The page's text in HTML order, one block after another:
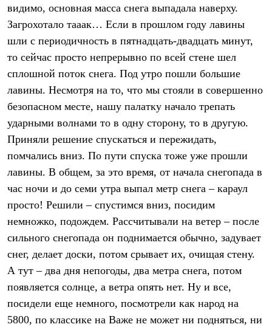
Опушки
Уход за одеждой
В Арктику
Коллекции
PEAK
ЗА ПОЛЯРНЫМ КРУГОМ
TREK
CITY
BASK juno
Дневник капитана
Каталог дилеров
Баск сегодня
История
Отцы основатели
Производство
Баск в вашем городе
Контроль качества
Команда Баск
Сотрудничество
Корпоративным клиентам
Услуги
видимо, основная масса снега выпадала наверху.
Загрохотало тааак… Если в прошлом году лавины
шли с периодичность в пятнадцать-двадцать минут,
то сейчас просто непрерывно по всей стене шел
сплошной поток снега. Под утро пошли большие
лавины. Несмотря на то, что мы стояли в совершенно
безопасном месте, нашу палатку начало трепать
ударными волнами то в одну сторону, то в другую.
Приняли решение спускаться и пережидать,
помчались вниз. По пути спуска тоже уже прошли
лавины. В общем, за это время, от начала снегопада в
час ночи и до семи утра выпал метр снега – караул
просто! Решили – спустимся вниз, посидим
немножко, подождем. Рассчитывали на ветер – после
сильного снегопада он поднимается обычно, задувает
снег, делает доски, потом срывает их, очищая стену.
А тут – два дня непогоды, два метра снега, потом
появляется солнце, а ветра опять нет. Ну и все,
посидели еще немного, посмотрели как народ на
5800, по классике на Важе не может ни подняться, ни